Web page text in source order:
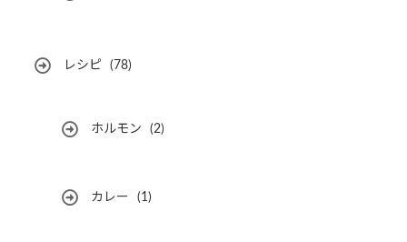
レシピ (78)
ホルモン (2)
カレー (1)